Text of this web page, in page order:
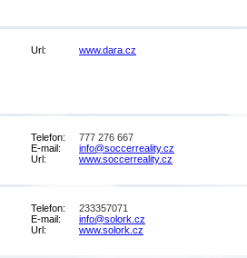
Url: www.dara.cz
Telefon:
777 276 667
E-mail:
info@soccerreality.cz
Url:
www.soccerreality.cz
Telefon:
233357071
E-mail:
info@solork.cz
Url:
www.solork.cz